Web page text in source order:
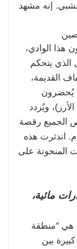
إنه مشهد
هذا الوادي،
الذي يتحكم
القديمة،
يُحضرون
ويُردد
الجميع رقصة
اندثرت هذه
المنحوتة على
مائية،
هي "منطقة
بين